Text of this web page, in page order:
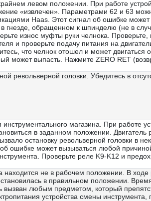
левом положении. При работе
«извлечен». Параметрами 62 и 63
Haas. Этот сигнал об ошибке
в гнезде, обращенном к шпинделю (не в
износ муфты руки челнока.
и проверьте подачу питания на
что челнок отошел и может
может выпасть. Нажмите ZERO RET
револьверной головки. Убедитесь в
магазина. При работе
в заданном положении.
остановку револьверной головки в
ошибке может вызываться любой
Проверьте реле K9-K12 и
находится не в рабочем положении. В
в правильном положении.
любым предметом, который
устройства смены